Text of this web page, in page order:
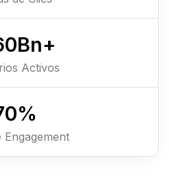
0Bn+
Activos
0%
Engagement